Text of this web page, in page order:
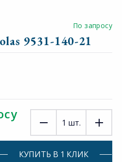
По запросу
9531-140-21
1 шт.
КУПИТЬ В 1 КЛИК